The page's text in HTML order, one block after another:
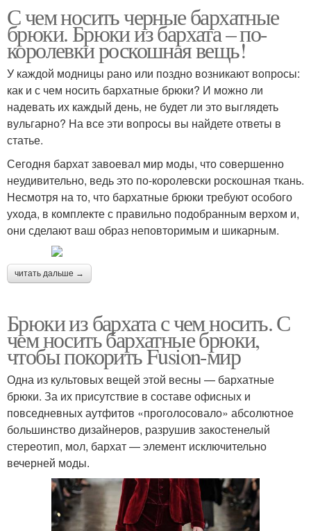
С чем носить черные бархатные
брюки. Брюки из бархата – по-
королевки роскошная вещь!
У каждой модницы рано или поздно возникают вопросы:
как и с чем носить бархатные брюки? И можно ли
надевать их каждый день, не будет ли это выглядеть
вульгарно? На все эти вопросы вы найдете ответы в
статье.
Сегодня бархат завоевал мир моды, что совершенно
неудивительно, ведь это по-королевски роскошная ткань.
Несмотря на то, что бархатные брюки требуют особого
ухода, в комплекте с правильно подобранным верхом и,
они сделают ваш образ неповторимым и шикарным.
читать дальше →
Брюки из бархата с чем носить. С
чем носить бархатные брюки,
чтобы покорить Fusion-мир
Одна из культовых вещей этой весны — бархатные
брюки. За их присутствие в составе офисных и
повседневных аутфитов «проголосовало» абсолютное
большинство дизайнеров, разрушив закостенелый
стереотип, мол, бархат — элемент исключительно
вечерней моды.